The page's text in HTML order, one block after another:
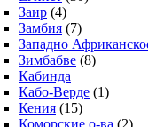
Заир (4)
Замбия (7)
Западно
Зимбабве (8)
Кабинда
Кабо-Верде (1)
Кения (15)
Коморские о-ва (2)